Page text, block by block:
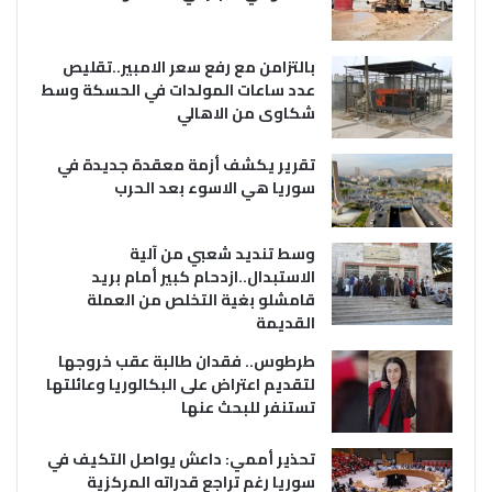
بالتزامن مع رفع سعر الامبير..تقليص
عدد ساعات المولدات في الحسكة وسط
شكاوى من الاهالي
تقرير يكشف أزمة معقدة جديدة في
سوريا هي الاسوء بعد الحرب
وسط تنديد شعبي من آلية
الاستبدال..ازدحام كبير أمام بريد
قامشلو بغية التخلص من العملة
القديمة
طرطوس.. فقدان طالبة عقب خروجها
لتقديم اعتراض على البكالوريا وعائلتها
تستنفر للبحث عنها
تحذير أممي: داعش يواصل التكيف في
سوريا رغم تراجع قدراته المركزية